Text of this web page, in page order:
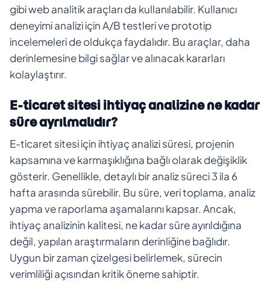
gibi web analitik araçları da kullanılabilir. Kullanıcı
deneyimi analizi için A/B testleri ve prototip
incelemeleri de oldukça faydalıdır. Bu araçlar, daha
derinlemesine bilgi sağlar ve alınacak kararları
kolaylaştırır.
E-ticaret sitesi ihtiyaç analizine ne kadar
süre ayrılmalıdır?
E-ticaret sitesi için ihtiyaç analizi süresi, projenin
kapsamına ve karmaşıklığına bağlı olarak değişiklik
gösterir. Genellikle, detaylı bir analiz süreci 3 ila 6
hafta arasında sürebilir. Bu süre, veri toplama, analiz
yapma ve raporlama aşamalarını kapsar. Ancak,
ihtiyaç analizinin kalitesi, ne kadar süre ayırıldığına
değil, yapılan araştırmaların derinliğine bağlıdır.
Uygun bir zaman çizelgesi belirlemek, sürecin
verimliliği açısından kritik öneme sahiptir.